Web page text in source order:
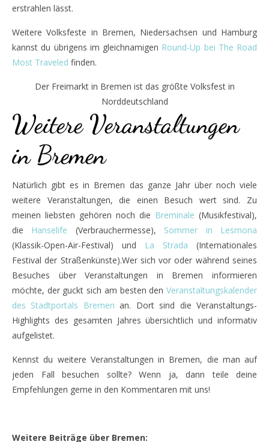
erstrahlen lässt.
Weitere Volksfeste in Bremen, Niedersachsen und Hamburg
kannst du übrigens im gleichnamigen Round-Up bei The Road
Most Traveled finden.
Der Freimarkt in Bremen ist das größte Volksfest in
Norddeutschland
Weitere Veranstaltungen
in Bremen
Natürlich gibt es in Bremen das ganze Jahr über noch viele
weitere Veranstaltungen, die einen Besuch wert sind. Zu
meinen liebsten gehören noch die Breminale (Musikfestival),
die Hanselife (Verbrauchermesse), Sommer in Lesmona
(Klassik-Open-Air-Festival) und
La Strada (Internationales
Festival der Straßenkünste).Wer sich vor oder während seines
Besuches über Veranstaltungen in Bremen informieren
möchte, der guckt sich am besten den Veranstaltungskalender
des Stadtportals Bremen an. Dort sind die Veranstaltungs-
Highlights des gesamten Jahres übersichtlich und informativ
aufgelistet.
Kennst du weitere Veranstaltungen in Bremen, die man auf
jeden Fall besuchen sollte? Wenn ja, dann teile deine
Empfehlungen gerne in den Kommentaren mit uns!
Weitere Beiträge über Bremen: